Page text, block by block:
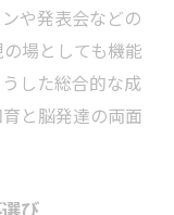
や発表会などの
場としても機能
した総合的な成
と脳発達の両面
び